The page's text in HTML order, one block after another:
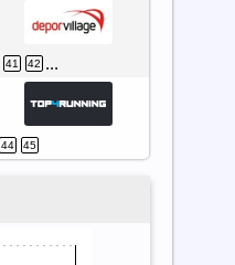
41 42 ...
44 45